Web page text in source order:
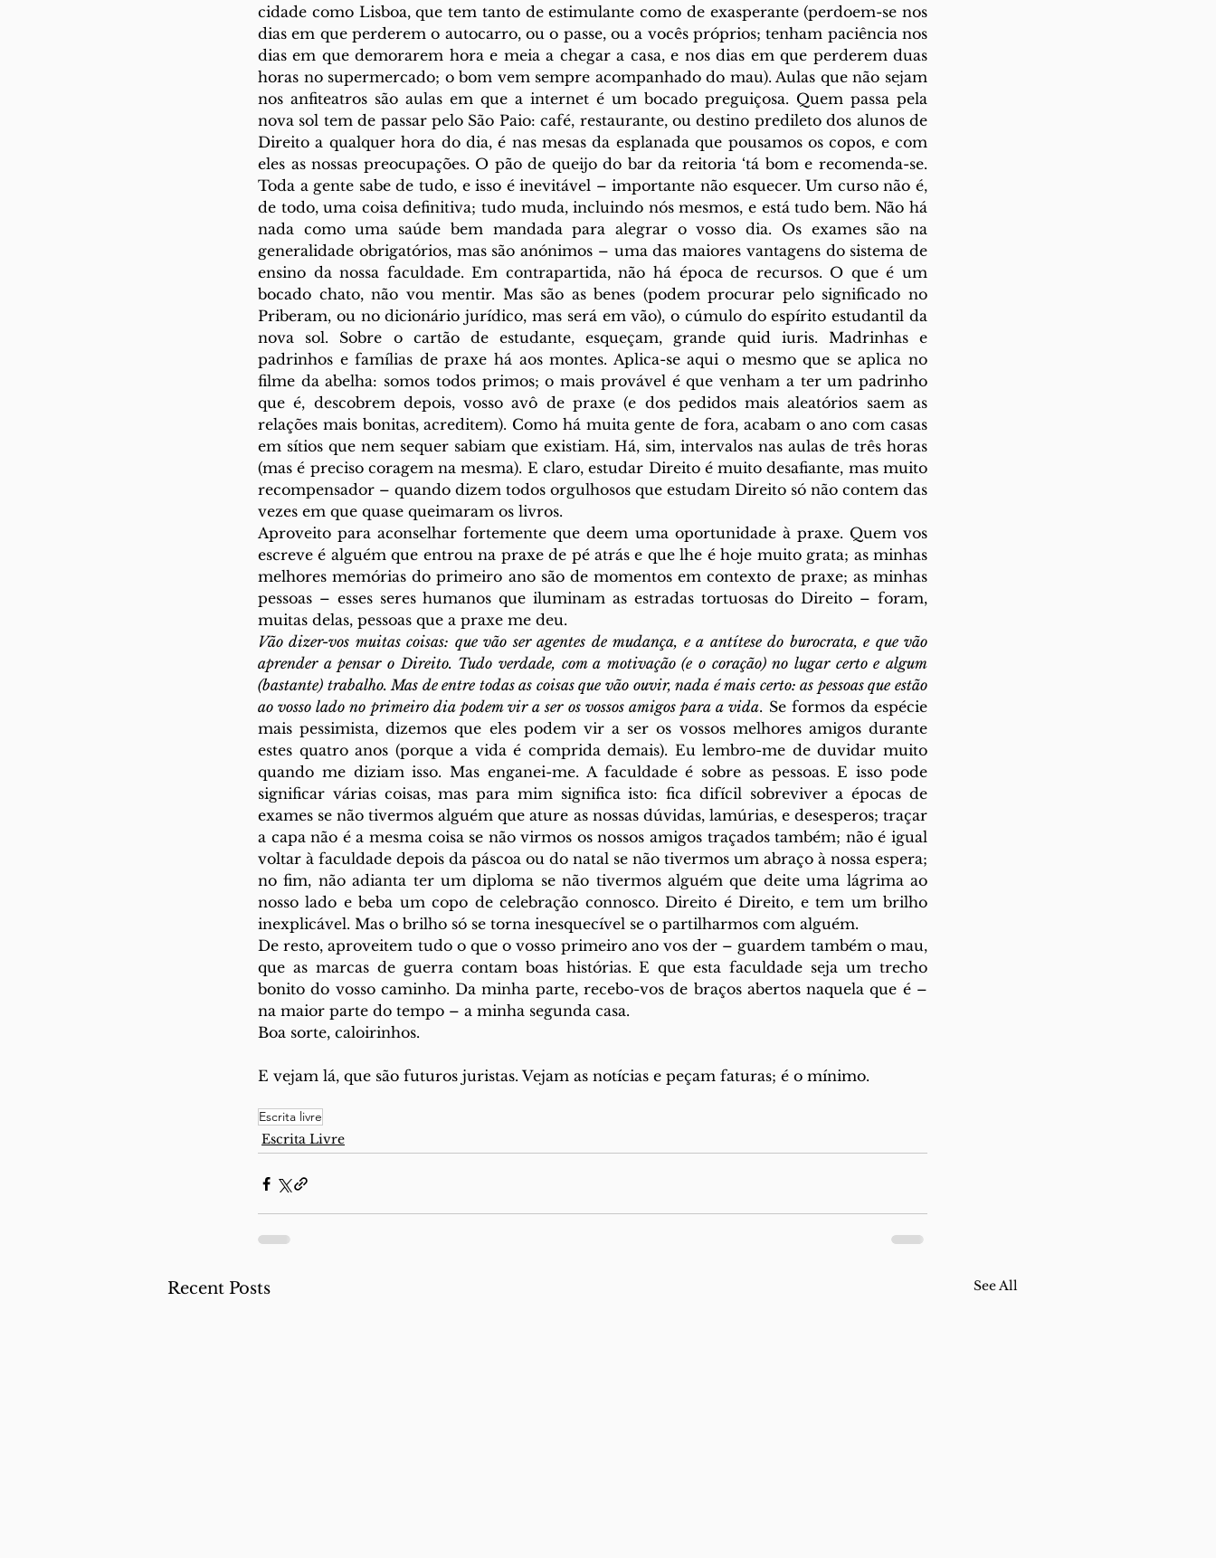
cidade como Lisboa, que tem tanto de estimulante como de exasperante (perdoem-se nos
dias em que perderem o autocarro, ou o passe, ou a vocês próprios; tenham paciência nos
dias em que demorarem hora e meia a chegar a casa, e nos dias em que perderem duas
horas no supermercado; o bom vem sempre acompanhado do mau). Aulas que não sejam
nos anfiteatros são aulas em que a internet é um bocado preguiçosa. Quem passa pela
nova sol tem de passar pelo São Paio: café, restaurante, ou destino predileto dos alunos de
Direito a qualquer hora do dia, é nas mesas da esplanada que pousamos os copos, e com
eles as nossas preocupações. O pão de queijo do bar da reitoria ‘tá bom e recomenda-se.
Toda a gente sabe de tudo, e isso é inevitável – importante não esquecer. Um curso não é,
de todo, uma coisa definitiva; tudo muda, incluindo nós mesmos, e está tudo bem. Não há
nada como uma saúde bem mandada para alegrar o vosso dia. Os exames são na
generalidade obrigatórios, mas são anónimos – uma das maiores vantagens do sistema de
ensino da nossa faculdade. Em contrapartida, não há época de recursos. O que é um
bocado chato, não vou mentir. Mas são as benes (podem procurar pelo significado no
Priberam, ou no dicionário jurídico, mas será em vão), o cúmulo do espírito estudantil da
nova sol. Sobre o cartão de estudante, esqueçam, grande quid iuris. Madrinhas e
padrinhos e famílias de praxe há aos montes. Aplica-se aqui o mesmo que se aplica no
filme da abelha: somos todos primos; o mais provável é que venham a ter um padrinho
que é, descobrem depois, vosso avô de praxe (e dos pedidos mais aleatórios saem as
relações mais bonitas, acreditem). Como há muita gente de fora, acabam o ano com casas
em sítios que nem sequer sabiam que existiam. Há, sim, intervalos nas aulas de três horas
(mas é preciso coragem na mesma). E claro, estudar Direito é muito desafiante, mas muito
recompensador – quando dizem todos orgulhosos que estudam Direito só não contem das
vezes em que quase queimaram os livros.
Aproveito para aconselhar fortemente que deem uma oportunidade à praxe. Quem vos
escreve é alguém que entrou na praxe de pé atrás e que lhe é hoje muito grata; as minhas
melhores memórias do primeiro ano são de momentos em contexto de praxe; as minhas
pessoas – esses seres humanos que iluminam as estradas tortuosas do Direito – foram,
muitas delas, pessoas que a praxe me deu.
Vão dizer-vos muitas coisas: que vão ser agentes de mudança, e a antítese do burocrata, e que vão
aprender a pensar o Direito. Tudo verdade, com a motivação (e o coração) no lugar certo e algum
(bastante) trabalho. Mas de entre todas as coisas que vão ouvir, nada é mais certo: as pessoas que estão
ao vosso lado no primeiro dia podem vir a ser os vossos amigos para a vida. Se formos da espécie
mais pessimista, dizemos que eles podem vir a ser os vossos melhores amigos durante
estes quatro anos (porque a vida é comprida demais). Eu lembro-me de duvidar muito
quando me diziam isso. Mas enganei-me. A faculdade é sobre as pessoas. E isso pode
significar várias coisas, mas para mim significa isto: fica difícil sobreviver a épocas de
exames se não tivermos alguém que ature as nossas dúvidas, lamúrias, e desesperos; traçar
a capa não é a mesma coisa se não virmos os nossos amigos traçados também; não é igual
voltar à faculdade depois da páscoa ou do natal se não tivermos um abraço à nossa espera;
no fim, não adianta ter um diploma se não tivermos alguém que deite uma lágrima ao
nosso lado e beba um copo de celebração connosco. Direito é Direito, e tem um brilho
inexplicável. Mas o brilho só se torna inesquecível se o partilharmos com alguém.
De resto, aproveitem tudo o que o vosso primeiro ano vos der – guardem também o mau,
que as marcas de guerra contam boas histórias. E que esta faculdade seja um trecho
bonito do vosso caminho. Da minha parte, recebo-vos de braços abertos naquela que é –
na maior parte do tempo – a minha segunda casa.
Boa sorte, caloirinhos.
E vejam lá, que são futuros juristas. Vejam as notícias e peçam faturas; é o mínimo.
Escrita livre
Escrita Livre
Recent Posts See All